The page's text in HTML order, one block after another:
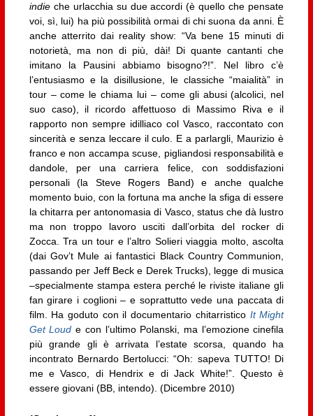
indieche urlacchia su due accordi (è quello che pensate
voi, sì, lui) ha più possibilità ormai di chi suona da anni. È
anche atterrito dai reality show: “Va bene 15 minuti di
notorietà, ma non di più, dài! Di quante cantanti che
imitano la Pausini abbiamo bisogno?!”. Nel libro c’è
l’entusiasmo e la disillusione, le classiche “maialità” in
tour – come le chiama lui – come gli abusi (alcolici, nel
suo caso), il ricordo affettuoso di Massimo Riva e il
rapporto non sempre idilliaco col Vasco, raccontato con
sincerità e senza leccare il culo. E a parlargli, Maurizio è
franco e non accampa scuse, pigliandosi responsabilità e
dandole, per una carriera felice, con soddisfazioni
personali (la Steve Rogers Band) e anche qualche
momento buio, con la fortuna ma anche la sfiga di essere
la chitarra per antonomasia di Vasco, status che dà lustro
ma non troppo lavoro usciti dall’orbita del rocker di
Zocca. Tra un tour e l’altro Solieri viaggia molto, ascolta
(dai Gov’t Mule ai fantastici Black Country Communion,
passando per Jeff Beck e Derek Trucks), legge di musica
–specialmente stampa estera perché le riviste italiane gli
fan girare i coglioni – e soprattutto vede una paccata di
film. Ha goduto con il documentario chitarristico It Might
Get Loud e con l’ultimo Polanski, ma l’emozione cinefila
più grande gli è arrivata l’estate scorsa, quando ha
incontrato Bernardo Bertolucci: “Oh: sapeva TUTTO! Di
me e Vasco, di Hendrix e di Jack White!”. Questo è
essere giovani (BB, intendo). (Dicembre 2010)